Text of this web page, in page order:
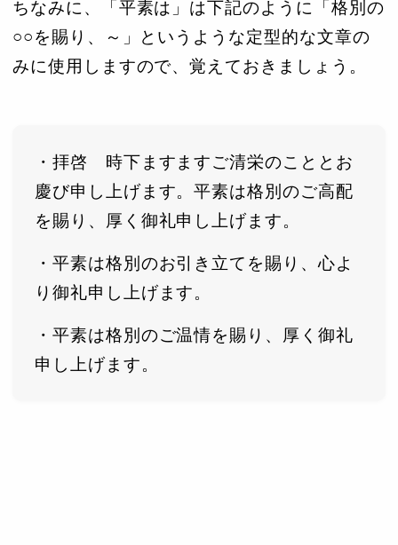
ちなみに、「平素は」は下記のように「格別の
○○を賜り、～」というような定型的な文章の
みに使用しますので、覚えておきましょう。
・拝啓 時下ますますご清栄のこととお
慶び申し上げます。平素は格別のご高配
を賜り、厚く御礼申し上げます。
・平素は格別のお引き立てを賜り、心よ
り御礼申し上げます。
・平素は格別のご温情を賜り、厚く御礼
申し上げます。